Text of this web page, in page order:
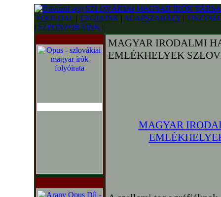
FŐOLDAL | TAGJAINK | ALAPSZABÁLY |
| SZPONZORAINK |
MAGYAR IRODALMI
EMLÉKHELYEK
MAGYAR